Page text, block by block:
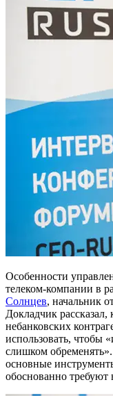
Особенности
телеком-компании в
Солнцев, начальник
Докладчик
небанковских
использовать, чтобы
слишком
основные
обоснованно требуют